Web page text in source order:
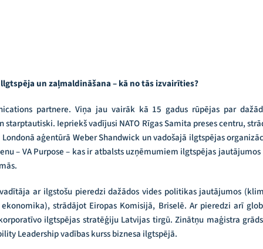
un zaļmaldināšana – kā no tās izvairīties?
partnere. Viņa jau vairāk kā 15 gadus rūpējas par
Iepriekš vadījusi NATO Rīgas Samita preses centru,
aģentūrā Weber Shandwick un vadošajā ilgtspējas
– VA Purpose – kas ir atbalsts uzņēmumiem ilgtspējas
ar ilgstošu pieredzi dažādos vides politikas jautājumos
strādājot Eiropas Komisijā, Briselē. Ar pieredzi arī
ilgtspējas stratēģiju Latvijas tirgū. Zinātņu maģistra
Leadership vadības kurss biznesa ilgtspējā.